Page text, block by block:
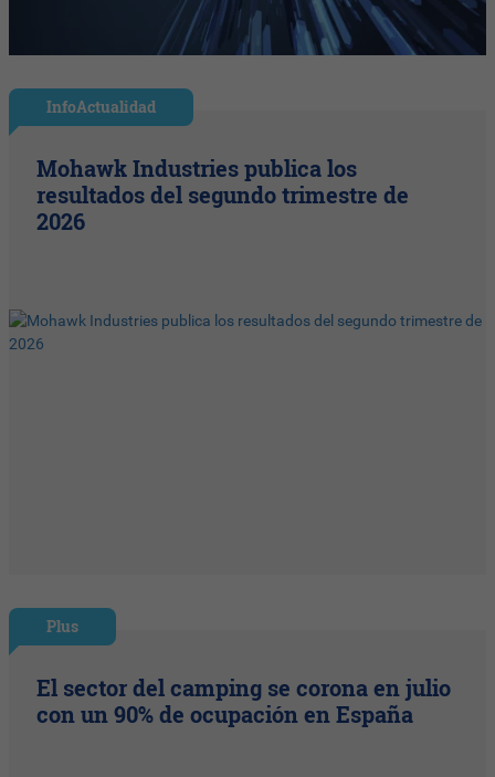
InfoActualidad
Mohawk Industries publica los
resultados del segundo trimestre de
2026
Plus
El sector del camping se corona en julio
con un 90% de ocupación en España